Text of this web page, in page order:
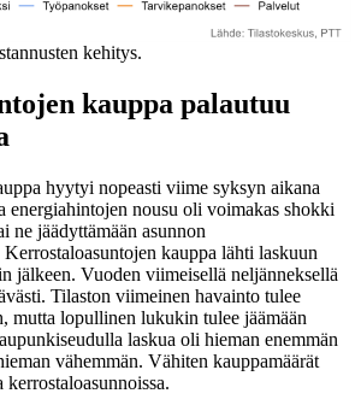
kehitys.
kauppa palautuu
hyytyi nopeasti viime syksyn aikana
nousu oli voimakas shokki
ne jäädyttämään asunnon
kauppa lähti laskuun
jälkeen. Vuoden viimeisellä neljänneksellä
Tilaston viimeinen havainto tulee
mutta lopullinen lukukin tulee jäämään
laskua oli hieman enemmän
vähemmän. Vähiten kauppamäärät
kerrostaloasunnoissa.